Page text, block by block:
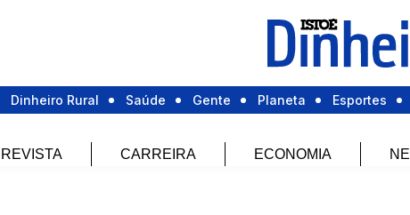
Dinheiro Rural Saúde Gente Planeta Esportes
REVISTA CARREIRA ECONOMIA